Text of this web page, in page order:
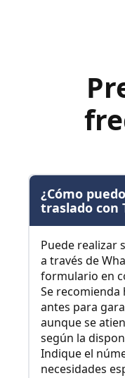
¿Cómo
traslado con
Puede realizar
a través de
formulario en
Se recomienda
antes para
aunque se
según la
Indique el
necesidades